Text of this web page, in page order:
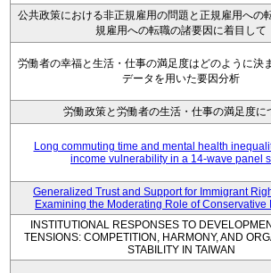
公共政策における非正規雇用の問題と正規雇用への
規雇用への転職の諸要因に着目して
労働者の幸福と生活・仕事の満足度はどのように決
データを用いた要因分析
労働政策と労働者の生活・仕事の満足度に
Long commuting time and mental health
income vulnerability in a 14-wave panel
Generalized Trust and Support for Immigrant
Examining the Moderating Role of Conservative
INSTITUTIONAL RESPONSES TO
TENSIONS: COMPETITION, HARMONY, AND
STABILITY IN TAIWAN